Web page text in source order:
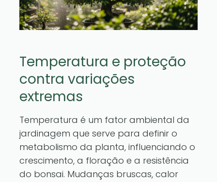
Temperatura e proteção
contra variações
extremas
Temperatura é um fator ambiental da
jardinagem que serve para definir o
metabolismo da planta, influenciando o
crescimento, a floração e a resistência
do bonsai. Mudanças bruscas, calor